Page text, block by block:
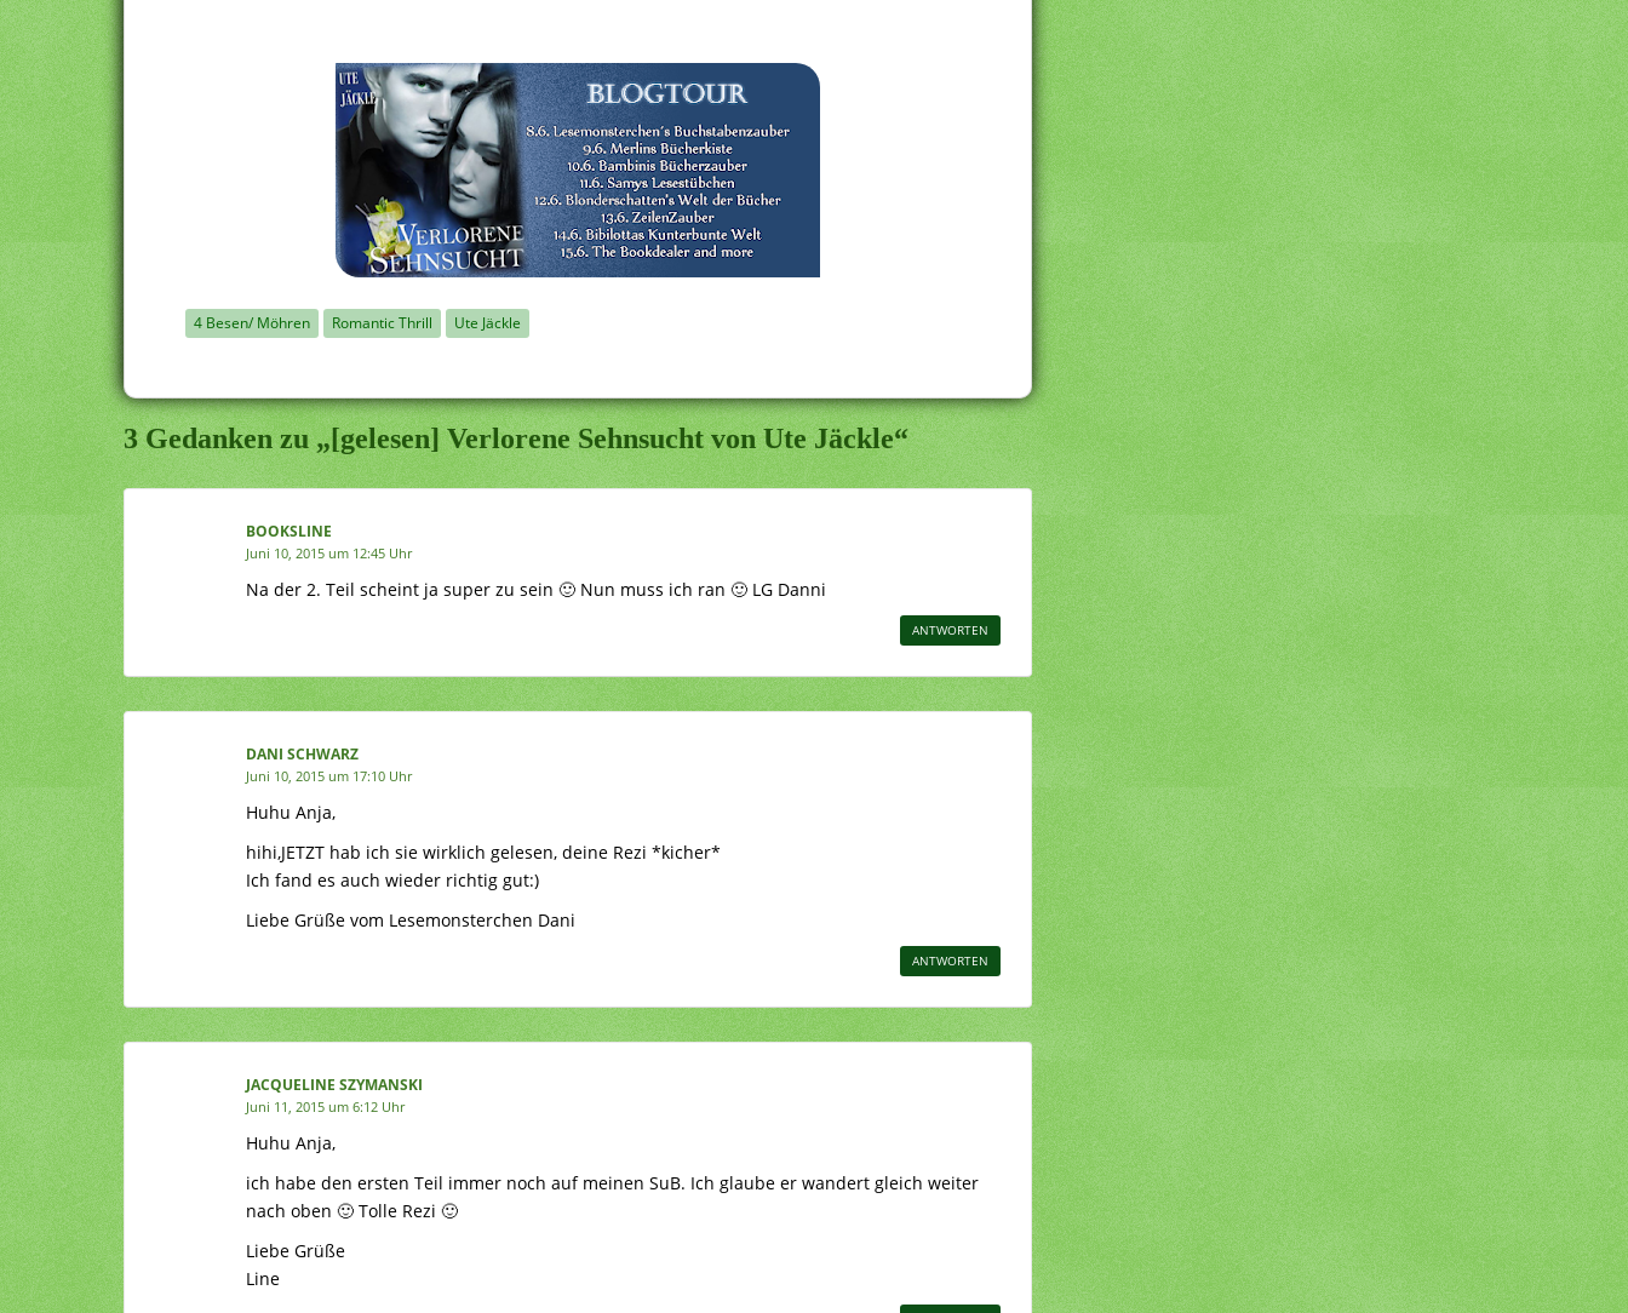
4 Besen/ Möhren Romantic Thrill Ute Jäckle
3 Gedanken zu „[gelesen] Verlorene Sehnsucht von Ute Jäckle“
BOOKSLINE
Juni 10, 2015 um 12:45 Uhr
Na der 2. Teil scheint ja super zu sein 🙂 Nun muss ich ran 🙂 LG Danni
ANTWORTEN
DANI SCHWARZ
Juni 10, 2015 um 17:10 Uhr
Huhu Anja,
hihi,JETZT hab ich sie wirklich gelesen, deine Rezi *kicher*
Ich fand es auch wieder richtig gut:)
Liebe Grüße vom Lesemonsterchen Dani
ANTWORTEN
JACQUELINE SZYMANSKI
Juni 11, 2015 um 6:12 Uhr
Huhu Anja,
ich habe den ersten Teil immer noch auf meinen SuB. Ich glaube er wandert gleich weiter
nach oben 🙂 Tolle Rezi 🙂
Liebe Grüße
Line